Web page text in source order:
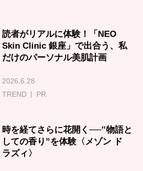
読者がリアルに体験！「NEO
Skin Clinic 銀座」で出合う、私
だけのパーソナル美肌計画
2026.6.28
TREND
PR
時を経てさらに花開く──‟物語と
しての香り”を体験〈メゾン ド
ラズィ〉